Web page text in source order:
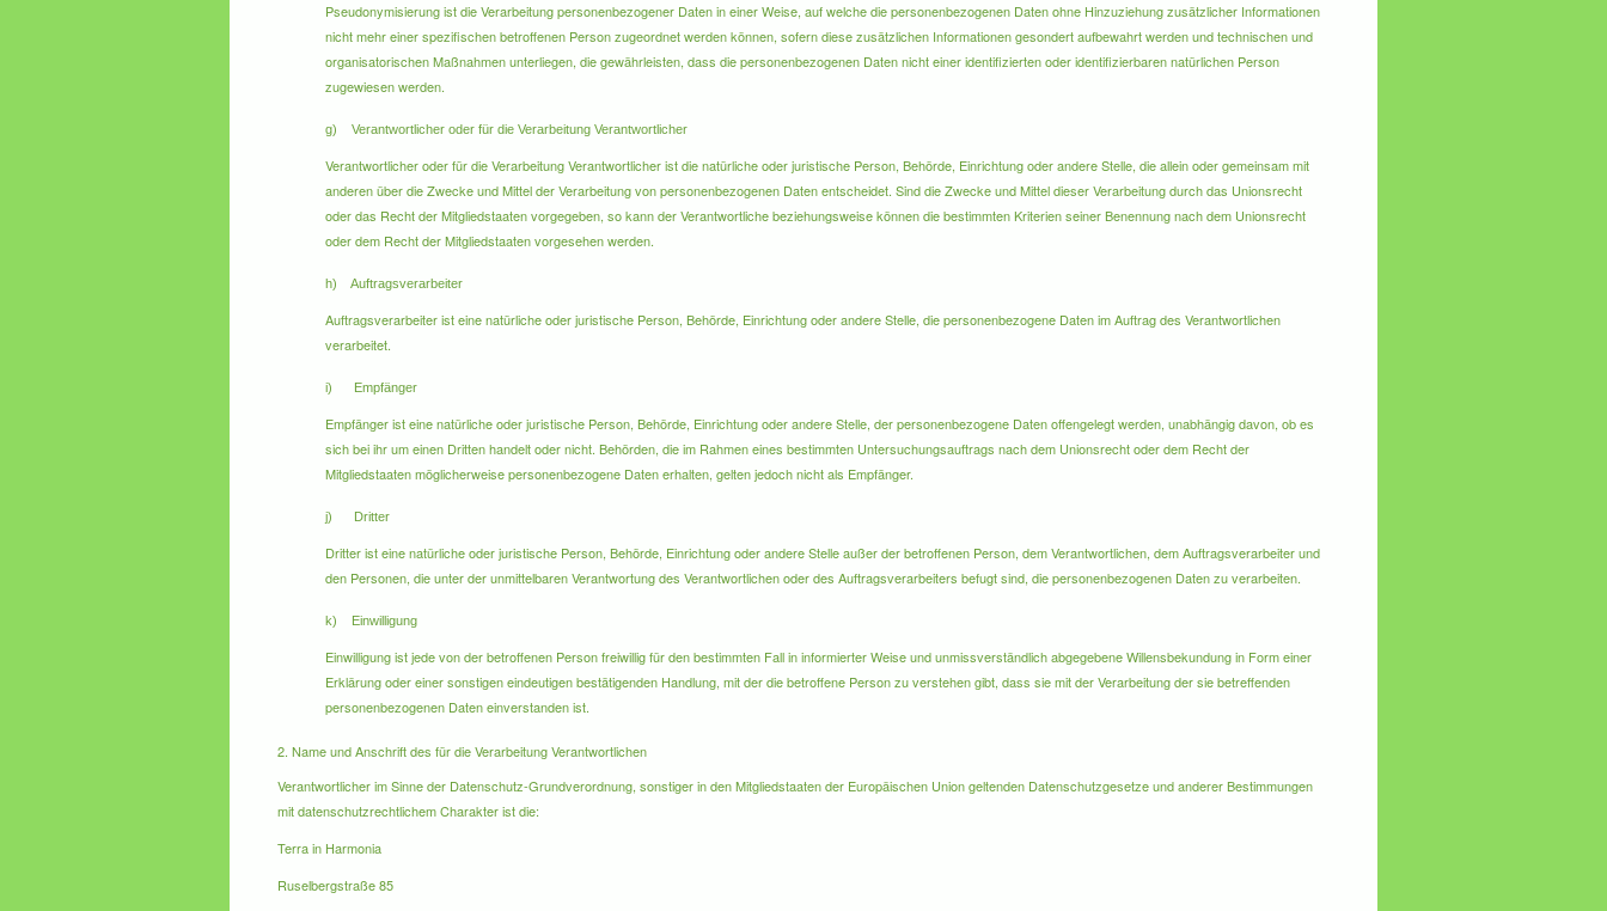
Pseudonymisierung ist die Verarbeitung personenbezogener Daten in einer Weise, auf welche die personenbezogenen Daten ohne Hinzuziehung zusätzlicher Informationen
nicht mehr einer spezifischen betroffenen Person zugeordnet werden können, sofern diese zusätzlichen Informationen gesondert aufbewahrt werden und technischen und
organisatorischen Maßnahmen unterliegen, die gewährleisten, dass die personenbezogenen Daten nicht einer identifizierten oder identifizierbaren natürlichen Person
zugewiesen werden.
g) Verantwortlicher oder für die Verarbeitung Verantwortlicher
Verantwortlicher oder für die Verarbeitung Verantwortlicher ist die natürliche oder juristische Person, Behörde, Einrichtung oder andere Stelle, die allein oder gemeinsam mit
anderen über die Zwecke und Mittel der Verarbeitung von personenbezogenen Daten entscheidet. Sind die Zwecke und Mittel dieser Verarbeitung durch das Unionsrecht
oder das Recht der Mitgliedstaaten vorgegeben, so kann der Verantwortliche beziehungsweise können die bestimmten Kriterien seiner Benennung nach dem Unionsrecht
oder dem Recht der Mitgliedstaaten vorgesehen werden.
h) Auftragsverarbeiter
Auftragsverarbeiter ist eine natürliche oder juristische Person, Behörde, Einrichtung oder andere Stelle, die personenbezogene Daten im Auftrag des Verantwortlichen
verarbeitet.
i) Empfänger
Empfänger ist eine natürliche oder juristische Person, Behörde, Einrichtung oder andere Stelle, der personenbezogene Daten offengelegt werden, unabhängig davon, ob es
sich bei ihr um einen Dritten handelt oder nicht. Behörden, die im Rahmen eines bestimmten Untersuchungsauftrags nach dem Unionsrecht oder dem Recht der
Mitgliedstaaten möglicherweise personenbezogene Daten erhalten, gelten jedoch nicht als Empfänger.
j) Dritter
Dritter ist eine natürliche oder juristische Person, Behörde, Einrichtung oder andere Stelle außer der betroffenen Person, dem Verantwortlichen, dem Auftragsverarbeiter und
den Personen, die unter der unmittelbaren Verantwortung des Verantwortlichen oder des Auftragsverarbeiters befugt sind, die personenbezogenen Daten zu verarbeiten.
k) Einwilligung
Einwilligung ist jede von der betroffenen Person freiwillig für den bestimmten Fall in informierter Weise und unmissverständlich abgegebene Willensbekundung in Form einer
Erklärung oder einer sonstigen eindeutigen bestätigenden Handlung, mit der die betroffene Person zu verstehen gibt, dass sie mit der Verarbeitung der sie betreffenden
personenbezogenen Daten einverstanden ist.
2. Name und Anschrift des für die Verarbeitung Verantwortlichen
Verantwortlicher im Sinne der Datenschutz-Grundverordnung, sonstiger in den Mitgliedstaaten der Europäischen Union geltenden Datenschutzgesetze und anderer Bestimmungen
mit datenschutzrechtlichem Charakter ist die:
Terra in Harmonia
Ruselbergstraße 85